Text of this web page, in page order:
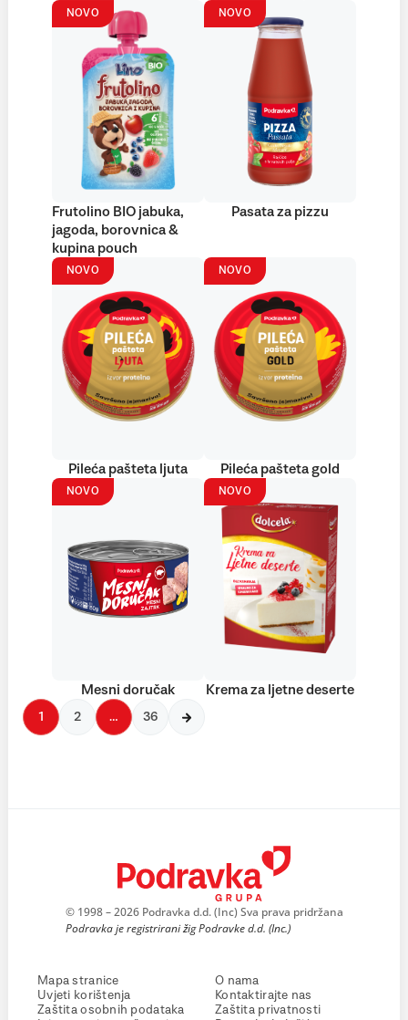
NOVO
Frutolino BIO jabuka,
jagoda, borovnica &
kupina pouch
NOVO
Pasata za pizzu
NOVO
Pileća pašteta ljuta
NOVO
Pileća pašteta gold
NOVO
Mesni doručak
NOVO
Krema za ljetne deserte
1 2 … 36
© 1998 – 2026 Podravka d.d. (Inc) Sva prava pridržana
Podravka je registrirani žig Podravke d.d. (Inc.)
Mapa stranice
Uvjeti korištenja
Zaštita osobnih podataka
O nama
Kontaktirajte nas
Zaštita privatnosti